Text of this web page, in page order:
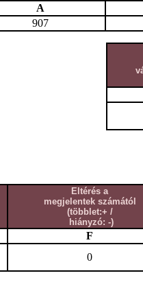
A
907
Eltérés a
megjelentek számától
(többlet:+ /
hiányzó: -)
F
0